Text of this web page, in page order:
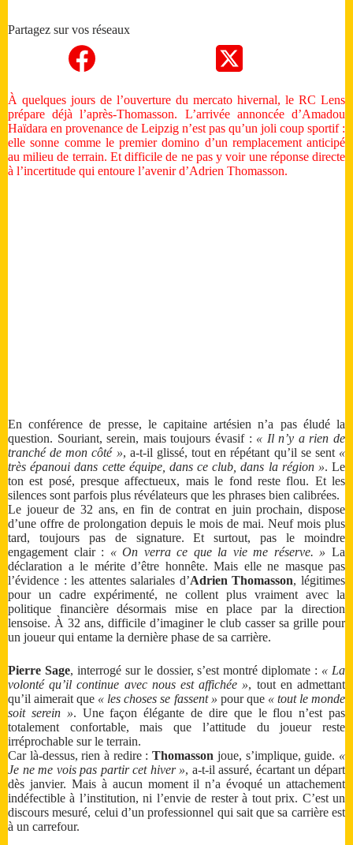
Partagez sur vos réseaux
À quelques jours de l’ouverture du mercato hivernal, le RC Lens
prépare déjà l’après-Thomasson. L’arrivée annoncée d’Amadou
Haïdara en provenance de Leipzig n’est pas qu’un joli coup sportif :
elle sonne comme le premier domino d’un remplacement anticipé
au milieu de terrain. Et difficile de ne pas y voir une réponse directe
à l’incertitude qui entoure l’avenir d’Adrien Thomasson.
En conférence de presse, le capitaine artésien n’a pas éludé la
question. Souriant, serein, mais toujours évasif : « Il n’y a rien de
tranché de mon côté », a-t-il glissé, tout en répétant qu’il se sent «
très épanoui dans cette équipe, dans ce club, dans la région ». Le
ton est posé, presque affectueux, mais le fond reste flou. Et les
silences sont parfois plus révélateurs que les phrases bien calibrées.
Le joueur de 32 ans, en fin de contrat en juin prochain, dispose
d’une offre de prolongation depuis le mois de mai. Neuf mois plus
tard, toujours pas de signature. Et surtout, pas le moindre
engagement clair : « On verra ce que la vie me réserve. » La
déclaration a le mérite d’être honnête. Mais elle ne masque pas
l’évidence : les attentes salariales d’Adrien Thomasson, légitimes
pour un cadre expérimenté, ne collent plus vraiment avec la
politique financière désormais mise en place par la direction
lensoise. À 32 ans, difficile d’imaginer le club casser sa grille pour
un joueur qui entame la dernière phase de sa carrière.
Pierre Sage, interrogé sur le dossier, s’est montré diplomate : « La
volonté qu’il continue avec nous est affichée », tout en admettant
qu’il aimerait que « les choses se fassent » pour que « tout le monde
soit serein ». Une façon élégante de dire que le flou n’est pas
totalement confortable, mais que l’attitude du joueur reste
irréprochable sur le terrain.
Car là-dessus, rien à redire :Thomasson joue, s’implique, guide. «
Je ne me vois pas partir cet hiver », a-t-il assuré, écartant un départ
dès janvier. Mais à aucun moment il n’a évoqué un attachement
indéfectible à l’institution, ni l’envie de rester à tout prix. C’est un
discours mesuré, celui d’un professionnel qui sait que sa carrière est
à un carrefour.